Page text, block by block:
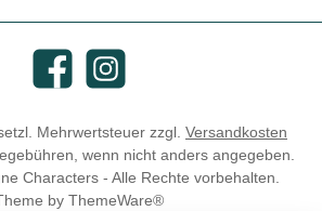
FacebookInstagram
Mehrwertsteuer zzgl. Versandkosten
wenn nicht anders angegeben.
Characters - Alle Rechte vorbehalten.
by ThemeWare®